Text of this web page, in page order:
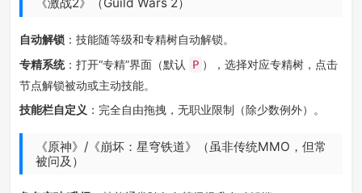
自动解锁 ：技能随等级和专精树自动解锁。
专精系统：打开“专精”界面（默认 P ），选择对应专精树，点击
节点解锁被动或主动技能。
技能栏自定义 ：完全自由拖拽，无职业限制（除少数例外）。
《原神》/《崩坏：星穹铁道》（虽非传统MMO，但常
被问及）